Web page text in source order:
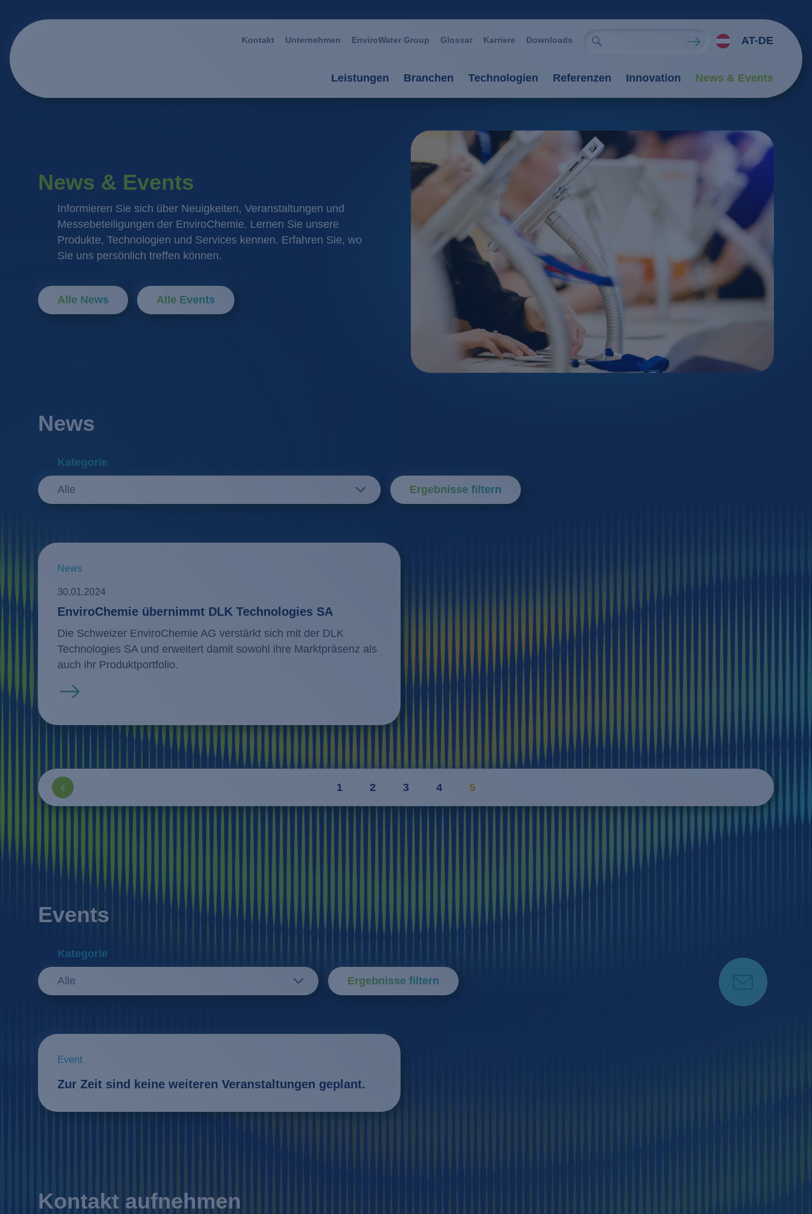
News & Events
Informieren Sie sich über Neuigkeiten, Veranstaltungen und
Messebeteiligungen der EnviroChemie. Lernen Sie unsere
Produkte, Technologien und Services kennen. Erfahren Sie, wo
Sie uns persönlich treffen können.
Alle News Alle Events
Kontakt Unternehmen EnviroWater Group Glossar Karriere Downloads AT-DE
Leistungen
Beratung & Planung
Anlagenmanagement
Branchen
Automotive
Bergbau / Erzverarbeitung
Chemie / Petrochemie
Glas / Keramik
Großwäschereien / Textil
Kosmetik / Reinigungsmittel
Lebensmittel / Getränke
Metall- / Oberflächentechnologie
Molkereien
Technologien
Aerobe Verfahren
Anaerobe Verfahren
AOP Oxidationsverfahren
Biomembran-Verfahren
Fällung / Flockung / Sedimentation
Filtration / Adsorption
Flotation
Ionenaustausch
Membranverfahren
Referenzen Innovation News & Events
News
Kategorie
Alle Ergebnisse filtern
News
30.01.2024
EnviroChemie übernimmt DLK Technologies SA
Die Schweizer EnviroChemie AG verstärkt sich mit der DLK
Technologies SA und erweitert damit sowohl ihre Marktpräsenz als
auch ihr Produktportfolio.
Mehr erfahren
1 2 3 4 5
Events
Kategorie
Alle Ergebnisse filtern
Event
Zur Zeit sind keine weiteren Veranstaltungen geplant.
Kontakt aufnehmen